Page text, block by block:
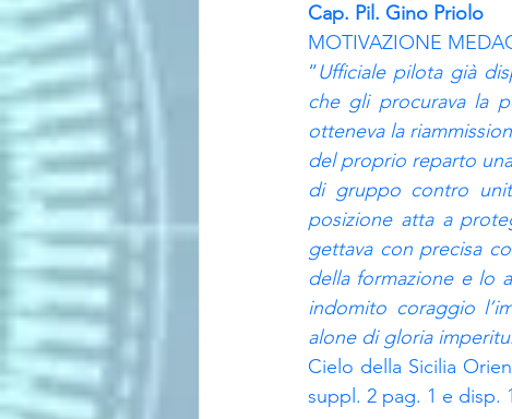
Cap. Pil. Gino Priolo
MOTIVAZIONE
“Ufficiale pilota già
che gli procurava la
otteneva la
del proprio reparto
di gruppo contro
posizione atta a
gettava con precisa
della formazione e lo
indomito coraggio
alone di gloria
Cielo della Sicilia
suppl. 2 pag. 1 e disp.